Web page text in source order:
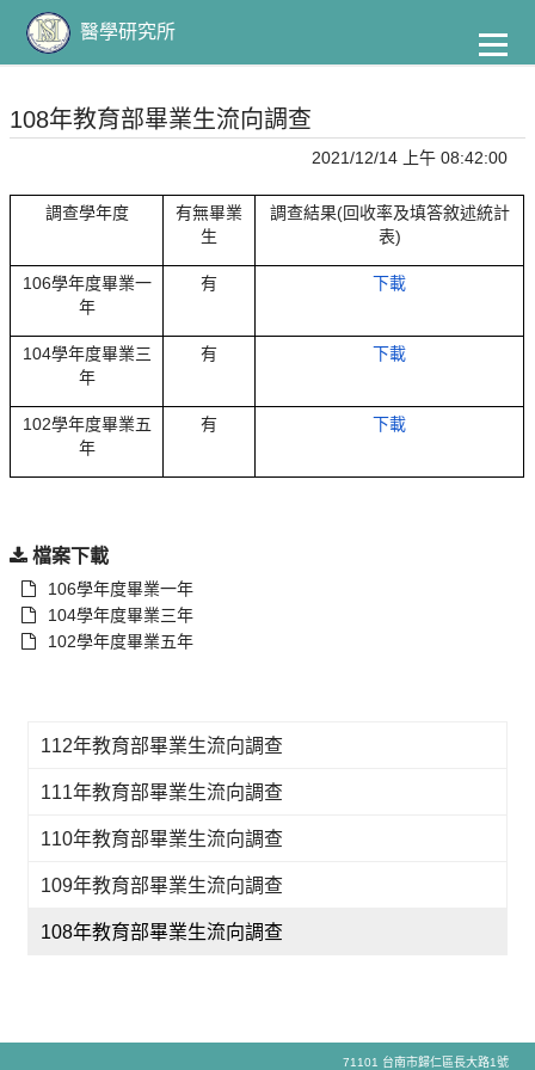
主
要
醫學研究所
108年教育部畢業生流向調查
2021/12/14 上午 08:42:00
調查學年度
有無畢業
生
調查結果(回收率及填答敘述統計
表)
106學年度畢業一
年
有 下載
104學年度畢業三
年
有 下載
102學年度畢業五
年
有 下載
檔案下載
106學年度畢業一年
104學年度畢業三年
102學年度畢業五年
112年教育部畢業生流向調查
111年教育部畢業生流向調查
110年教育部畢業生流向調查
109年教育部畢業生流向調查
108年教育部畢業生流向調查
71101 台南市歸仁區長大路1號